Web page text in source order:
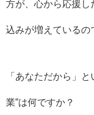
方が、心から応援し
込みが増えているの
「あなただから」
業”は何ですか？